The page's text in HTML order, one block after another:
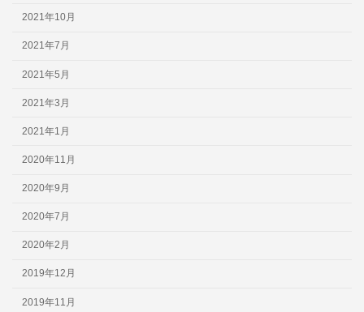
2021年10月
2021年7月
2021年5月
2021年3月
2021年1月
2020年11月
2020年9月
2020年7月
2020年2月
2019年12月
2019年11月